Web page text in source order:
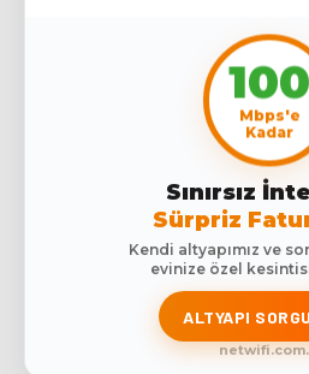
100
Mbps'e
Kadar
Sınırsız
Sürpriz
Kendi altyapımız ve
evinize özel
ALTYAPI